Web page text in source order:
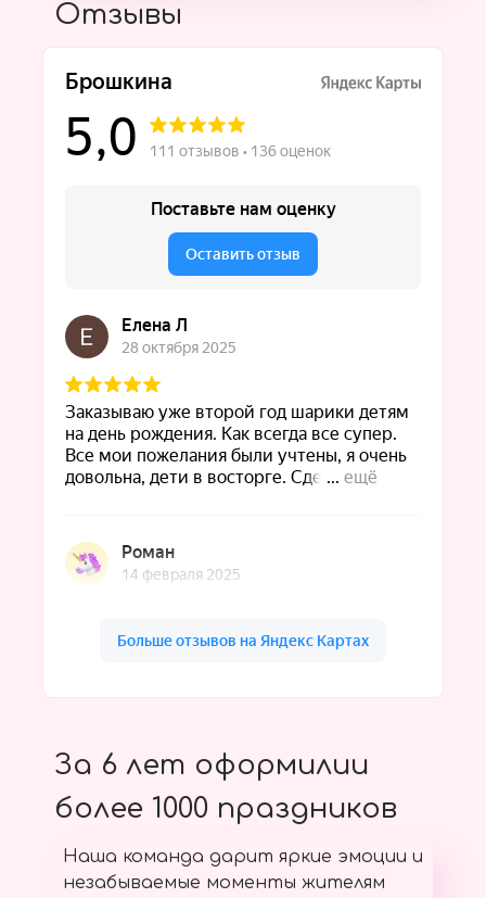
Отзывы
За 6 лет оформилии
более 1000 праздников
Наша команда дарит яркие эмоции и
незабываемые моменты жителям